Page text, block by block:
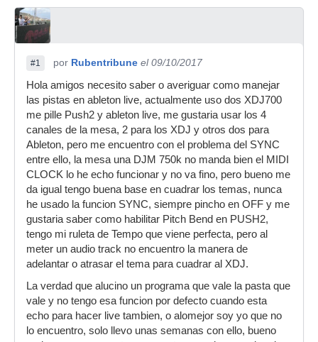
#1 por Rubentribune el 09/10/2017
Hola amigos necesito saber o averiguar como manejar
las pistas en ableton live, actualmente uso dos XDJ700
me pille Push2 y ableton live, me gustaria usar los 4
canales de la mesa, 2 para los XDJ y otros dos para
Ableton, pero me encuentro con el problema del SYNC
entre ello, la mesa una DJM 750k no manda bien el MIDI
CLOCK lo he echo funcionar y no va fino, pero bueno me
da igual tengo buena base en cuadrar los temas, nunca
he usado la funcion SYNC, siempre pincho en OFF y me
gustaria saber como habilitar Pitch Bend en PUSH2,
tengo mi ruleta de Tempo que viene perfecta, pero al
meter un audio track no encuentro la manera de
adelantar o atrasar el tema para cuadrar al XDJ.
La verdad que alucino un programa que vale la pasta que
vale y no tengo esa funcion por defecto cuando esta
echo para hacer live tambien, o alomejor soy yo que no
lo encuentro, solo llevo unas semanas con ello, bueno